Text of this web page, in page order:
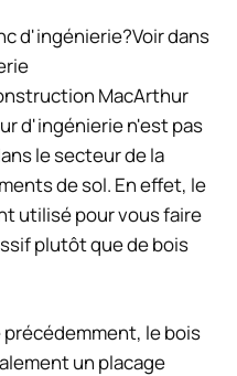
Voir dans
MacArthur
d'ingénierie n'est pas
le secteur de la
de sol. En effet, le
utilisé pour vous faire
plutôt que de bois
le bois
un placage